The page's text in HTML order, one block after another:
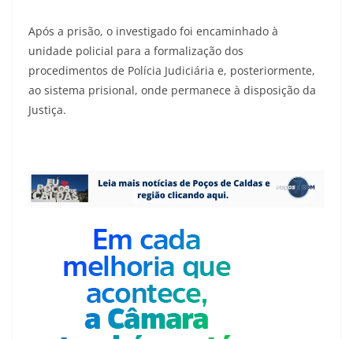
Após a prisão, o investigado foi encaminhado à
unidade policial para a formalização dos
procedimentos de Polícia Judiciária e, posteriormente,
ao sistema prisional, onde permanece à disposição da
Justiça.